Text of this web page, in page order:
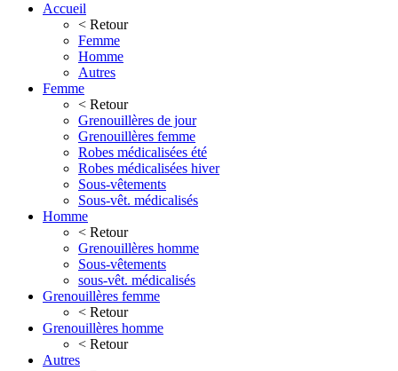
Accueil
< Retour
Femme
Homme
Autres
Femme
< Retour
Grenouillères de jour
Grenouillères femme
Robes médicalisées été
Robes médicalisées hiver
Sous-vêtements
Sous-vêt. médicalisés
Homme
< Retour
Grenouillères homme
Sous-vêtements
sous-vêt. médicalisés
Grenouillères femme
< Retour
Grenouillères homme
< Retour
Autres